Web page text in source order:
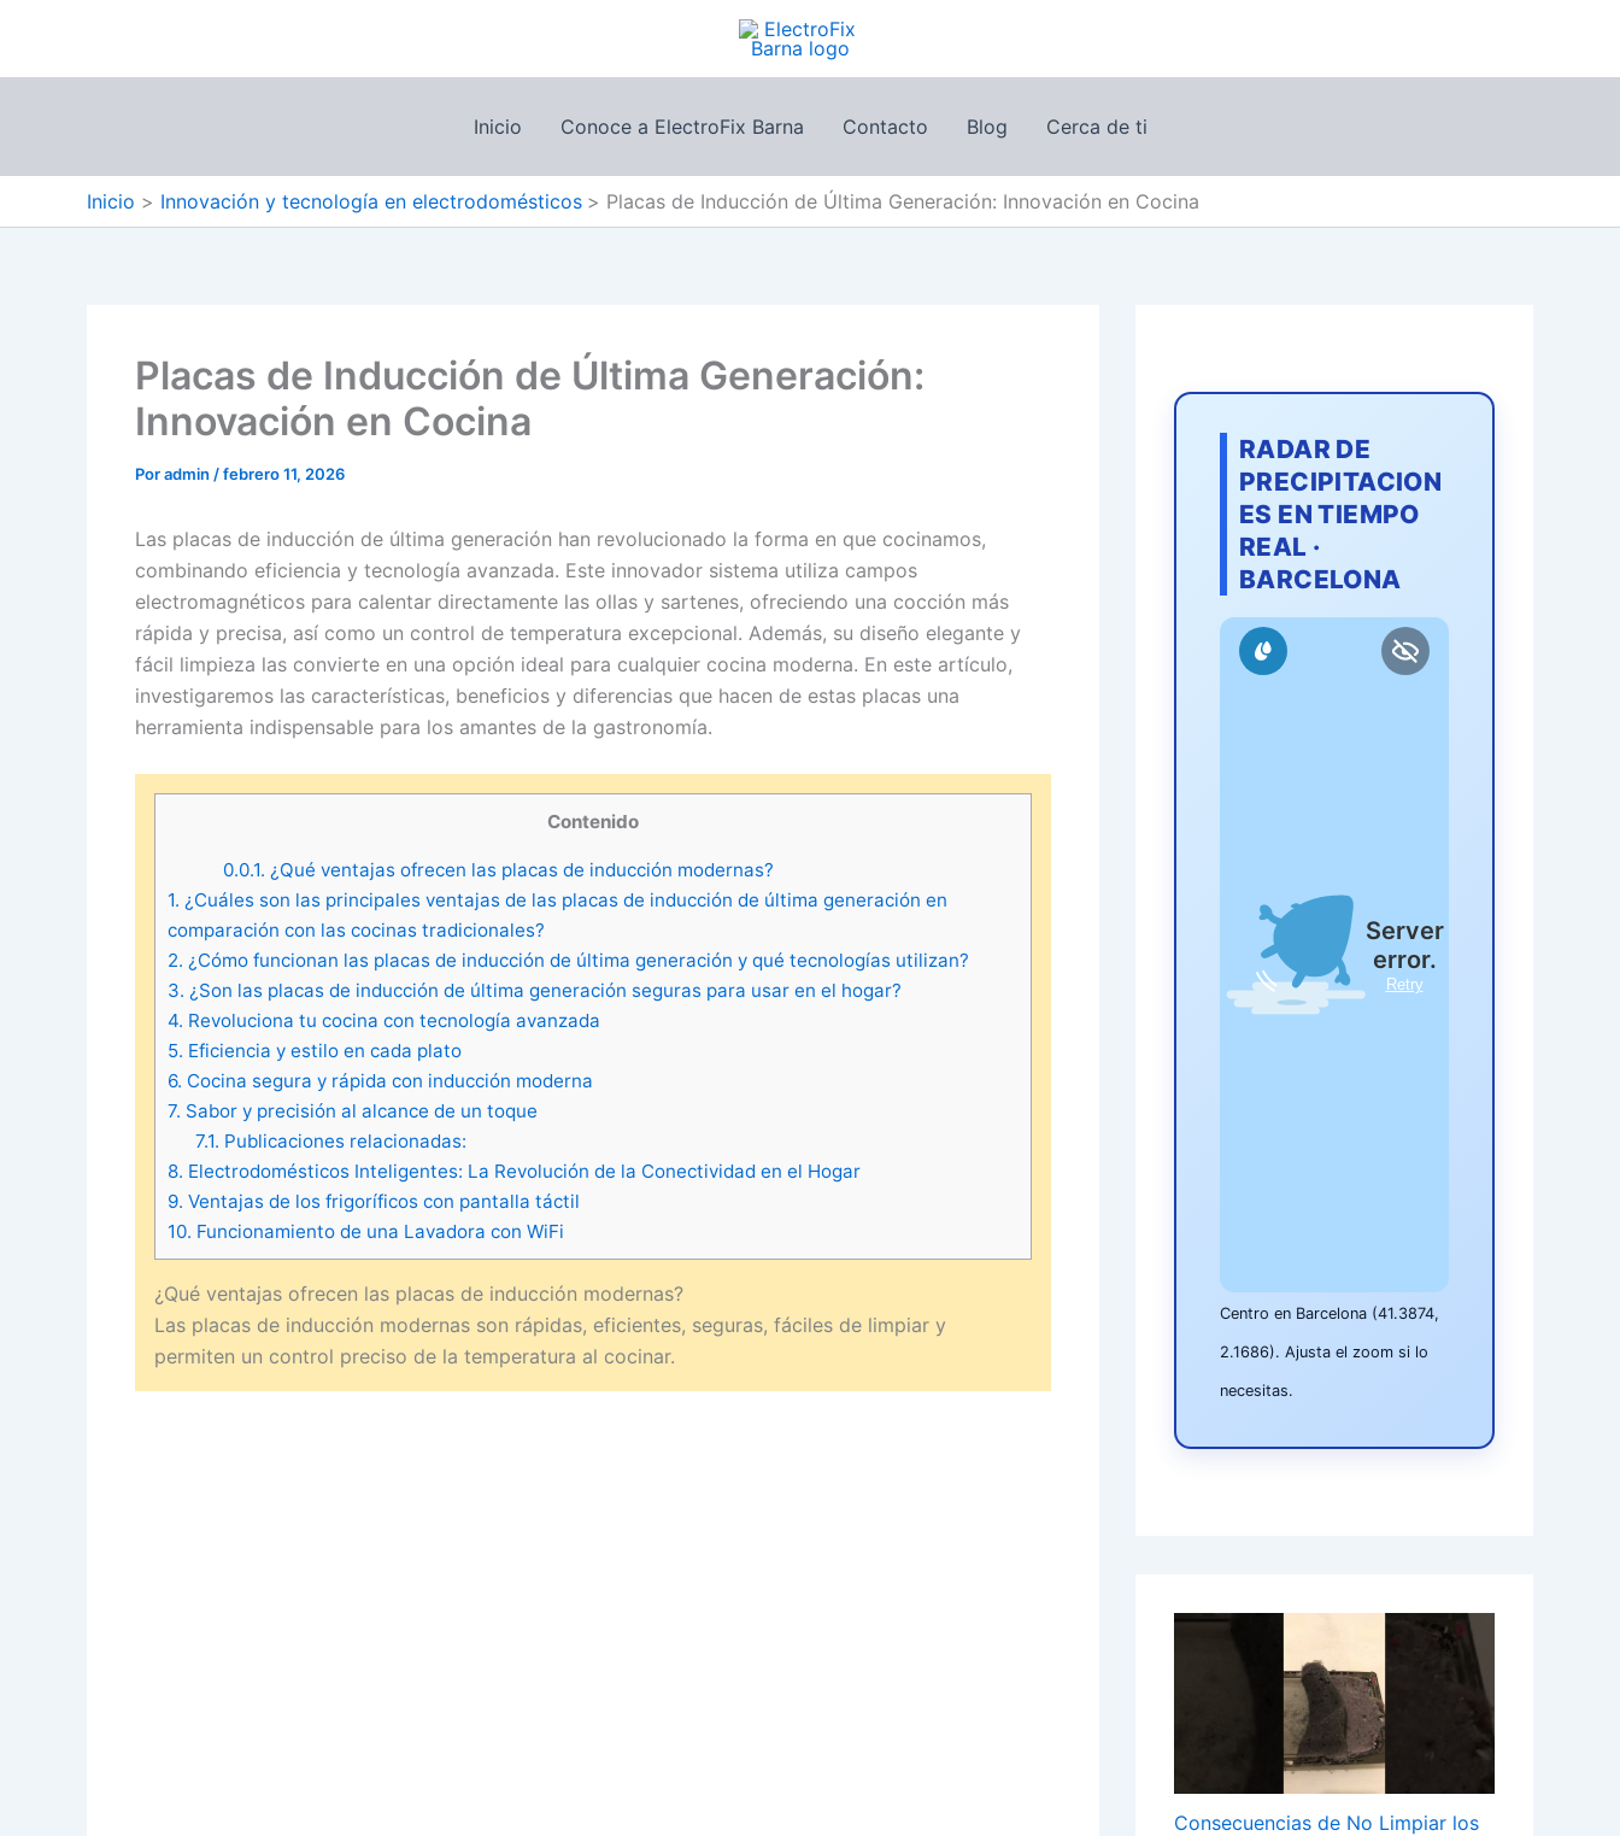
contenido
Inicio Conoce a ElectroFix Barna Contacto Blog Cerca de ti
Inicio Innovación y tecnología en electrodomésticos Placas de Inducción de Última Generación: Innovación en Cocina
Placas de Inducción de Última Generación:
Innovación en Cocina
Poradmin /febrero 11, 2026
Las placas de inducción de última generación han revolucionado la forma en que cocinamos,
combinando eficiencia y tecnología avanzada. Este innovador sistema utiliza campos
electromagnéticos para calentar directamente las ollas y sartenes, ofreciendo una cocción más
rápida y precisa, así como un control de temperatura excepcional. Además, su diseño elegante y
fácil limpieza las convierte en una opción ideal para cualquier cocina moderna. En este artículo,
investigaremos las características, beneficios y diferencias que hacen de estas placas una
herramienta indispensable para los amantes de la gastronomía.
Contenido
0.0.1. ¿Qué ventajas ofrecen las placas de inducción modernas?
1. ¿Cuáles son las principales ventajas de las placas de inducción de última generación en
comparación con las cocinas tradicionales?
2. ¿Cómo funcionan las placas de inducción de última generación y qué tecnologías utilizan?
3. ¿Son las placas de inducción de última generación seguras para usar en el hogar?
4. Revoluciona tu cocina con tecnología avanzada
5. Eficiencia y estilo en cada plato
6. Cocina segura y rápida con inducción moderna
7. Sabor y precisión al alcance de un toque
7.1. Publicaciones relacionadas:
8. Electrodomésticos Inteligentes: La Revolución de la Conectividad en el Hogar
9. Ventajas de los frigoríficos con pantalla táctil
10. Funcionamiento de una Lavadora con WiFi
¿Qué ventajas ofrecen las placas de inducción modernas?
Las placas de inducción modernas son rápidas, eficientes, seguras, fáciles de limpiar y
permiten un control preciso de la temperatura al cocinar.
RADAR DE
PRECIPITACION
ES EN TIEMPO
REAL ·
BARCELONA
Centro en Barcelona (41.3874,
2.1686). Ajusta el zoom si lo
necesitas.
Consecuencias de No Limpiar los